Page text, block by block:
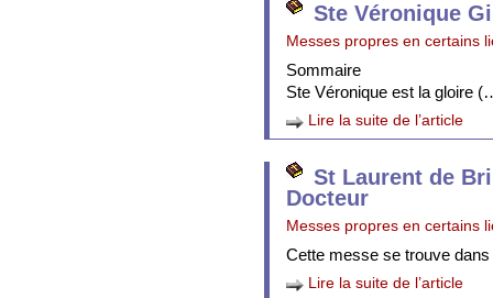
Ste Véronique
Messes propres en certains
Sommaire
Ste Véronique est la gloire
Lire la suite de l’article
St Laurent de
Docteur
Messes propres en certains
Cette messe se trouve
Lire la suite de l’article